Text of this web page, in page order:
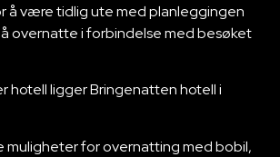
å være tidlig ute med planleggingen
overnatte i forbindelse med besøket
hotell ligger Bringenatten hotell i
muligheter for overnatting med bobil,